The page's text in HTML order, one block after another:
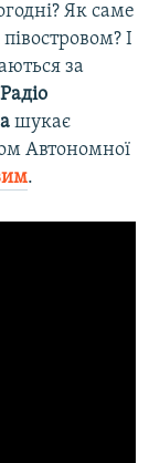
Як саме
І
за
Радіо
шукає
Автономної
.